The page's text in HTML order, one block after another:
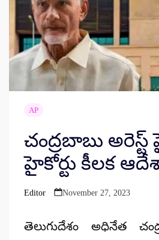
AP
చంద్రబాబు
హైకోర్టు కీలక
Posted
Editor November 27, 2023
తెలుగుదేశం అధినేత